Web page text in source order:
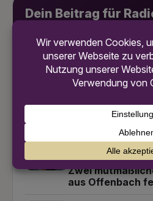
Dein Beitrag für
Reiche deinen Kommentar ein.
deinen Beitrag vor der
Jetzt Beitrag senden
7. August 2026
Schlag gegen
Zwei
aus Offenbach